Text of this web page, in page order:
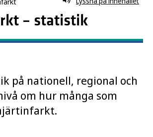
– statistik
på nationell, regional och
om hur många som